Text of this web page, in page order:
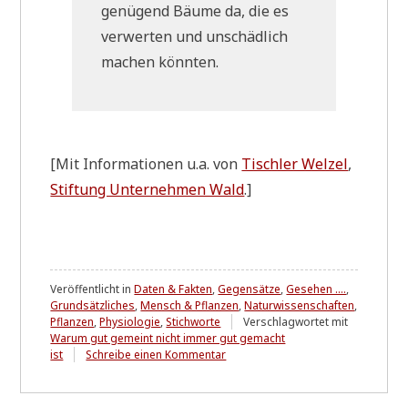
genü­gend Bäu­me da, die es
ver­wer­ten und unschäd­lich
machen könnten.
[Mit Infor­ma­tio­nen u.a. von Tisch­ler Wel­zel,
Stif­tung Unter­neh­men Wald.]
Veröffentlicht inDaten & Fakten,Gegensätze,Gesehen ....,
Grundsätzliches,Mensch & Pflanzen,Naturwissenschaften,
Pflanzen,Physiologie,Stichworte
Verschlagwortet mit
Warum gut gemeint nicht immer gut gemacht
ist
Schreibe einen Kommentarzu